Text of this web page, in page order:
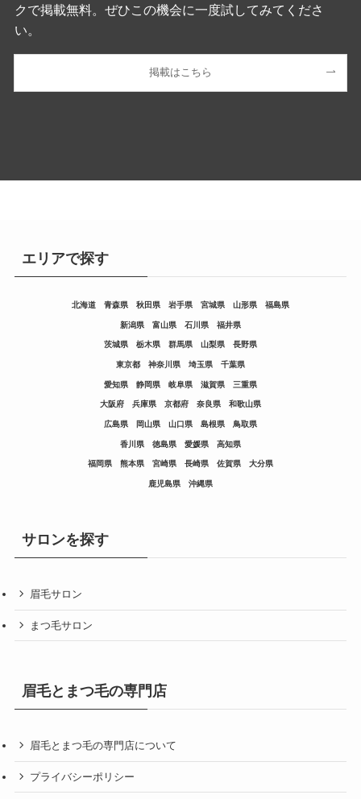
クで掲載無料。ぜひこの機会に一度試してみてくださ
い。
掲載はこちら
エリアで探す
北海道 青森県 秋田県 岩手県 宮城県 山形県 福島県
新潟県 富山県 石川県 福井県
茨城県 栃木県 群馬県 山梨県 長野県
東京都 神奈川県 埼玉県 千葉県
愛知県 静岡県 岐阜県 滋賀県 三重県
大阪府 兵庫県 京都府 奈良県 和歌山県
広島県 岡山県 山口県 島根県 鳥取県
香川県 徳島県 愛媛県 高知県
福岡県 熊本県 宮崎県 長崎県 佐賀県 大分県
鹿児島県 沖縄県
サロンを探す
眉毛サロン
まつ毛サロン
眉毛とまつ毛の専門店
眉毛とまつ毛の専門店について
プライバシーポリシー